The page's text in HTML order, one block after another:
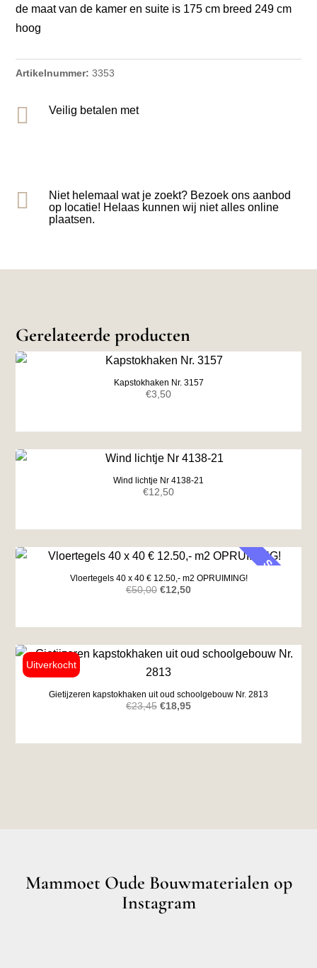
de maat van de kamer en suite is 175 cm breed 249 cm
hoog
Artikelnummer: 3353
 Veilig betalen met

Niet helemaal wat je zoekt? Bezoek ons aanbod
op locatie! Helaas kunnen wij niet alles online
plaatsen.
Gerelateerde producten
Kapstokhaken Nr. 3157
€3,50
Wind lichtje Nr 4138-21
€12,50
SALE
Vloertegels 40 x 40 € 12.50,- m2 OPRUIMING!
€50,00 Oorspronkelijke
was:
€50,00.
€12,50Huidige
is:
€12,50.
Gietijzeren kapstokhaken uit oud schoolgebouw Nr. 2813
€23,45 Oorspronkelijke
was:
€18,95Huidige
is:
Mammoet Oude Bouwmaterialen op
Instagram